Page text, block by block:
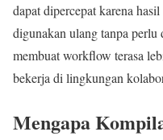
dapat dipercepat karena
digunakan ulang tanpa
membuat workflow terasa
bekerja di lingkungan
Mengapa